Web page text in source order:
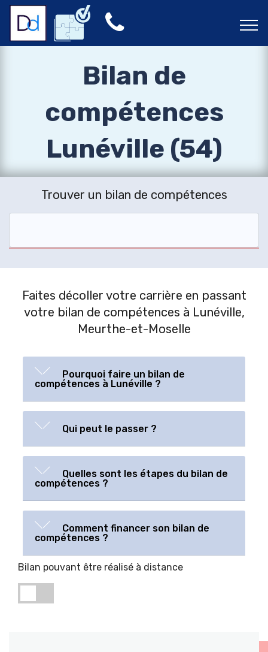
Bilan de
compétences
Lunéville (54)
Trouver un bilan de compétences
Faites décoller votre carrière en passant
votre bilan de compétences à Lunéville,
Meurthe-et-Moselle
Pourquoi faire un bilan de
compétences à Lunéville ?
Qui peut le passer ?
Quelles sont les étapes du bilan de
compétences ?
Comment financer son bilan de
compétences ?
Bilan pouvant être réalisé à distance